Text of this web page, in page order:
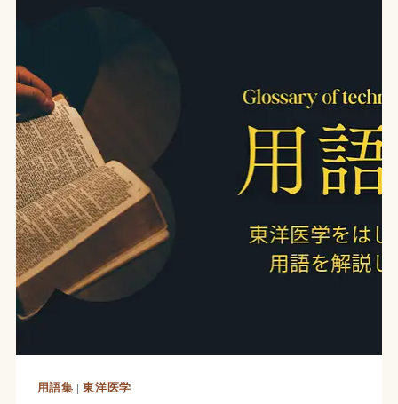
用語集 |東洋医学